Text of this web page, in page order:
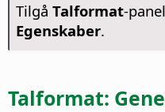
Tilgå Talformat-
Egenskaber.
Talformat: